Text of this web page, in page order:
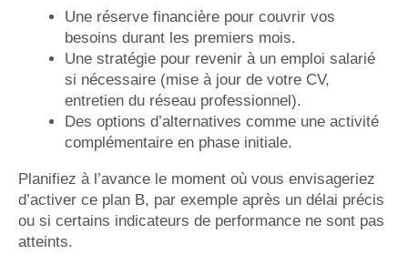
Une réserve financière pour couvrir vos
besoins durant les premiers mois.
Une stratégie pour revenir à un emploi salarié
si nécessaire (mise à jour de votre CV,
entretien du réseau professionnel).
Des options d’alternatives comme une activité
complémentaire en phase initiale.
Planifiez à l’avance le moment où vous envisageriez
d’activer ce plan B, par exemple après un délai précis
ou si certains indicateurs de performance ne sont pas
atteints.